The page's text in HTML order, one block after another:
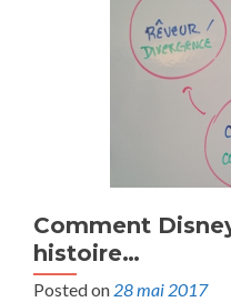
Comment
histoire…
Posted on 28 mai 2017